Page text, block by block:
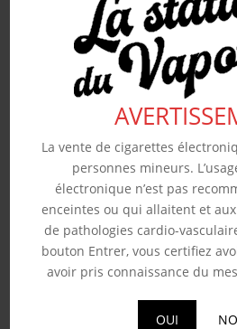
La vente de cigarettes
personnes mineurs.
électronique n’est pas
enceintes ou qui allaitent et
de pathologies cardio-
bouton Entrer, vous certifiez
avoir pris connaissance du
OUI
Voir produit
FRUIZEE 50ML